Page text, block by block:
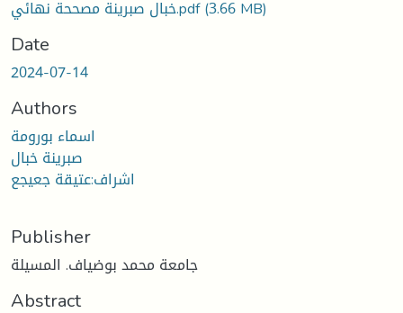
خبال صبرينة مصححة نهائي.pdf(3.66 MB)
Date
2024-07-14
Authors
اسماء بورومة
صبرينة خبال
اشراف:عتيقة جعيجع
Publisher
جامعة محمد بوضياف. المسيلة
Abstract